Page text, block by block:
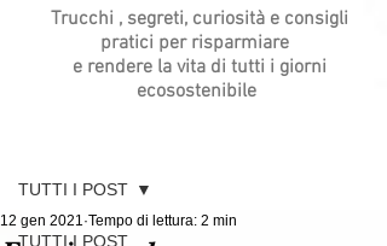
Trucchi , segreti, curiosità e consigli
pratici per risparmiare
e rendere la vita di tutti i giorni
ecosostenibile
TUTTI I POST
TUTTI I POST
12 gen 2021 Tempo di lettura: 2 min